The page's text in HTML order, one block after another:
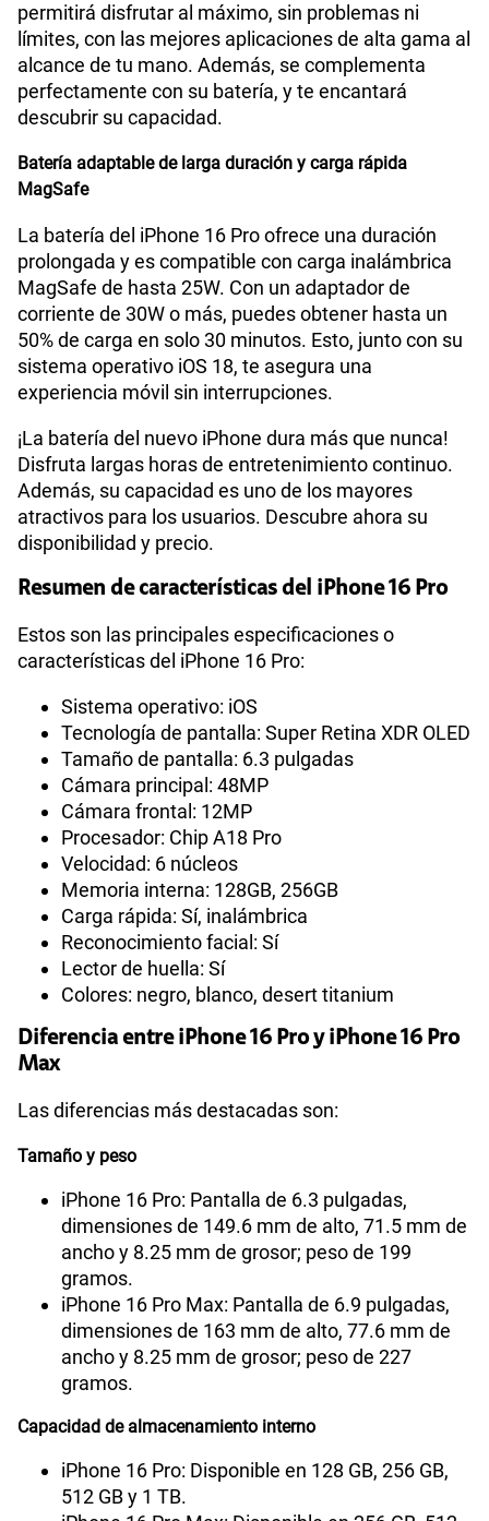
permitirá disfrutar al máximo, sin problemas ni
límites, con las mejores aplicaciones de alta gama al
alcance de tu mano. Además, se complementa
perfectamente con su batería, y te encantará
descubrir su capacidad.
Batería adaptable de larga duración y carga rápida
MagSafe
La batería del iPhone 16 Pro ofrece una duración
prolongada y es compatible con carga inalámbrica
MagSafe de hasta 25W. Con un adaptador de
corriente de 30W o más, puedes obtener hasta un
50% de carga en solo 30 minutos. Esto, junto con su
sistema operativo iOS 18, te asegura una
experiencia móvil sin interrupciones.
¡La batería del nuevo iPhone dura más que nunca!
Disfruta largas horas de entretenimiento continuo.
Además, su capacidad es uno de los mayores
atractivos para los usuarios. Descubre ahora su
disponibilidad y precio.
Resumen de características del iPhone 16 Pro
Estos son las principales especificaciones o
características del iPhone 16 Pro:
Sistema operativo: iOS
Tecnología de pantalla: Super Retina XDR OLED
Tamaño de pantalla: 6.3 pulgadas
Cámara principal: 48MP
Cámara frontal: 12MP
Procesador: Chip A18 Pro
Velocidad: 6 núcleos
Memoria interna: 128GB, 256GB
Carga rápida: Sí, inalámbrica
Reconocimiento facial: Sí
Lector de huella: Sí
Colores: negro, blanco, desert titanium
Diferencia entre iPhone 16 Pro y iPhone 16 Pro
Max
Las diferencias más destacadas son:
Tamaño y peso
iPhone 16 Pro: Pantalla de 6.3 pulgadas,
dimensiones de 149.6 mm de alto, 71.5 mm de
ancho y 8.25 mm de grosor; peso de 199
gramos.
iPhone 16 Pro Max: Pantalla de 6.9 pulgadas,
dimensiones de 163 mm de alto, 77.6 mm de
ancho y 8.25 mm de grosor; peso de 227
gramos.
Capacidad de almacenamiento interno
iPhone 16 Pro: Disponible en 128 GB, 256 GB,
512 GB y 1 TB.